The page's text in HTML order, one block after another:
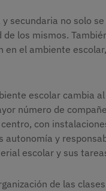
secundaria no solo
los mismos.
en el ambiente
escolar cambia
número de
con
autonomía y
escolar y sus
de las